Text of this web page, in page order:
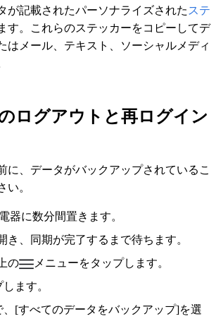
が記載されたパーソナライズされた ステ
す。これらのステッカーをコピーしてデ
はメール、テキスト、ソーシャルメディ
ログアウトと再ログイン
に、データがバックアップされているこ
い。
器に数分間置きます。
き、同期が完了するまで待ちます。
の
メニューをタップします。
ます。
[すべてのデータをバックアップ]を選